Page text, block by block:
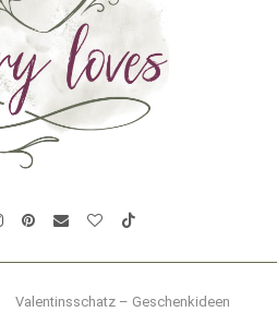
Valentinsschatz – Geschenkideen